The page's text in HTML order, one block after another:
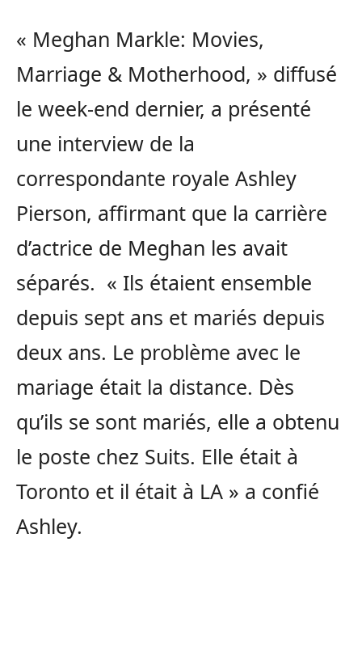
« Meghan Markle: Movies,
Marriage & Motherhood, » diffusé
le week-end dernier, a présenté
une interview de la
correspondante royale Ashley
Pierson, affirmant que la carrière
d’actrice de Meghan les avait
séparés. « Ils étaient ensemble
depuis sept ans et mariés depuis
deux ans. Le problème avec le
mariage était la distance. Dès
qu’ils se sont mariés, elle a obtenu
le poste chez Suits. Elle était à
Toronto et il était à LA » a confié
Ashley.